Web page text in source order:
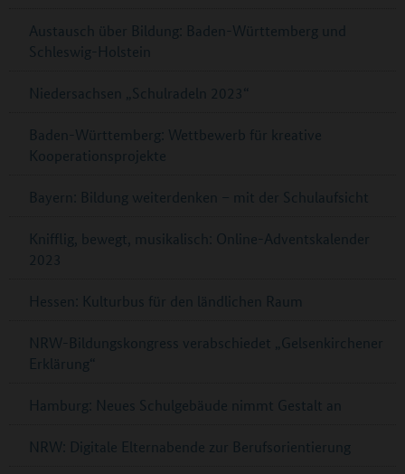
Austausch über Bildung: Baden-Württemberg und
Schleswig-Holstein
Niedersachsen „Schulradeln 2023“
Baden-Württemberg: Wettbewerb für kreative
Kooperationsprojekte
Bayern: Bildung weiterdenken – mit der Schulaufsicht
Knifflig, bewegt, musikalisch: Online-Adventskalender
2023
Hessen: Kulturbus für den ländlichen Raum
NRW-Bildungskongress verabschiedet „Gelsenkirchener
Erklärung“
Hamburg: Neues Schulgebäude nimmt Gestalt an
NRW: Digitale Elternabende zur Berufsorientierung